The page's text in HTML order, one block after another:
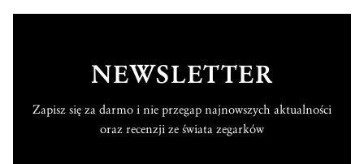
NEWSLETTER
Zapisz się za darmo i nie przegap najnowszych aktualności
oraz recenzji ze świata zegarków